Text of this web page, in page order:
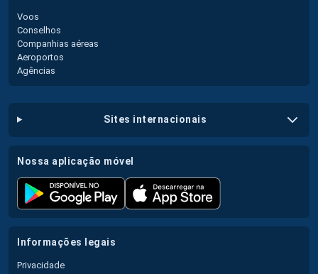
Voos
Conselhos
Companhias aéreas
Aeroportos
Agências
sites internacionais
nossa aplicação móvel
informações legais
Privacidade